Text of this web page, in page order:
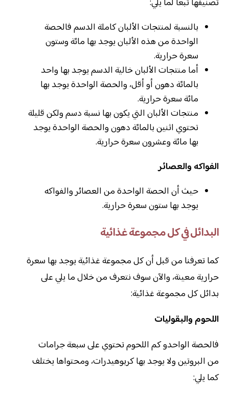
بالنسبة لمنتجات الألبان كاملة الدسم فالحصة
الواحدة من هذه الألبان يوجد بها مائة وستون
سعرة حرارية.
أما منتجات الألبان خالية الدسم يوجد بها واحد
بالمائة دهون أو أقل، والحصة الواحدة يوجد بها
مائة سعرة حرارية.
منتجات الألبان التي يكون بها نسبة دسم ولكن قليلة
تحتوي اثنين بالمائة دهون والحصة الواحدة يوجد
بها مائة وعشرون سعرة حرارية.
الفواكه والعصائر
حيث أن الحصة الواحدة من العصائر والفواكه
يوجد بها ستون سعرة حرارية.
البدائل في كل مجموعة غذائية
كما تعرفنا من قبل أن كل مجموعة غذائية يوجد بها سعرة
حرارية معينة، والآن سوف نتعرف من خلال ما يلي على
بدائل كل مجموعة غذائية:
اللحوم والبقوليات
فالحصة الواحدو كم اللحوم تحتوي على سبعة جرامات
من البروتين ولا يوجد بها كربوهيدرات، ومحتواها يختلف
كما يلي: